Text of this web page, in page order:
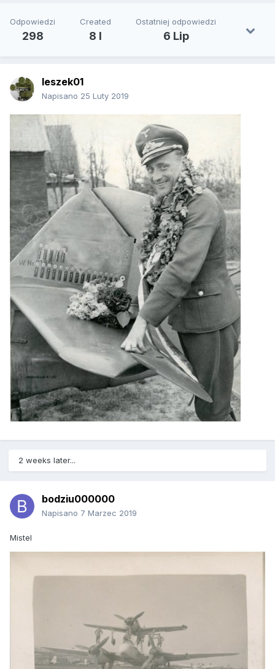
Odpowiedzi
298
Created
8 l
Ostatniej odpowiedzi
6 Lip
leszek01
Napisano 25 Luty 2019
2 weeks later...
bodziu000000
Napisano 7 Marzec 2019
Mistel